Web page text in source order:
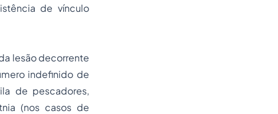
de vínculo
lesão decorrente
indefinido de
de pescadores,
(nos casos de